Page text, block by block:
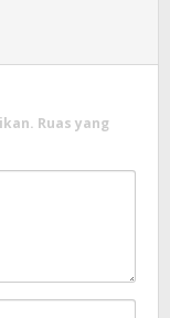
Ruas yang